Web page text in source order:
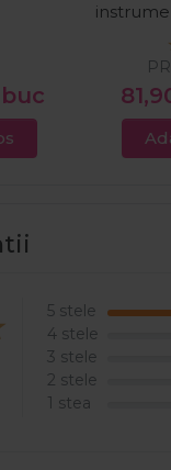
5 stele
4 stele
3 stele
2 stele
1 stea